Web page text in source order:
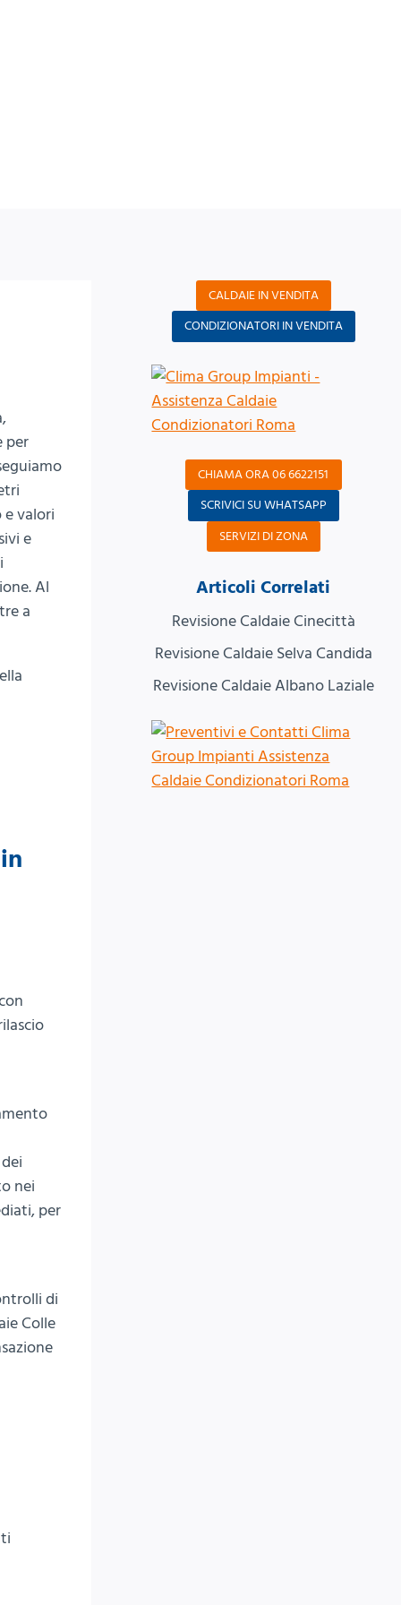
per
valori
e
Al
a
nei
per
di
Colle
CALDAIE IN VENDITA
CONDIZIONATORI IN VENDITA
CHIAMA ORA 06 6622151
SCRIVICI SU WHATSAPP
SERVIZI DI ZONA
Articoli Correlati
Revisione Caldaie Cinecittà
Revisione Caldaie Selva Candida
Revisione Caldaie Albano Laziale